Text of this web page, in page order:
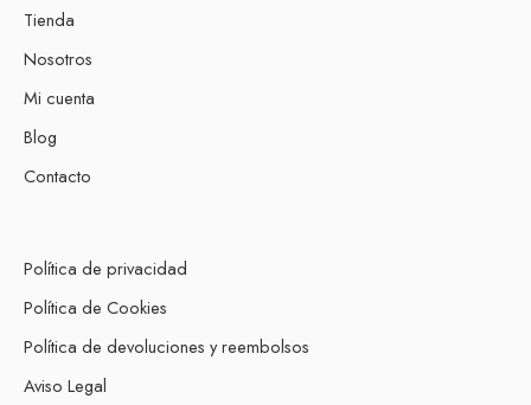
Tienda
Nosotros
Mi cuenta
Blog
Contacto
Política de privacidad
Política de Cookies
Política de devoluciones y reembolsos
Aviso Legal